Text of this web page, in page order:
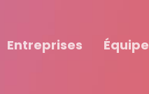
Entreprises Équipe